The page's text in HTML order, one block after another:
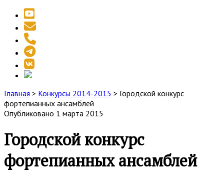
youtube
email
telegram
vk
social_icon_custom_1
Главная > Конкурсы 2014-2015 > Городской конкурс
фортепианных ансамблей
Опубликовано 1 марта 2015
Городской конкурс
фортепианных ансамблей